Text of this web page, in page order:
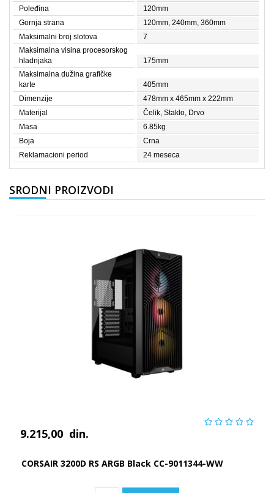
Poleđina
120mm
Gornja strana
120mm, 240mm, 360mm
Maksimalni broj slotova
7
Maksimalna visina procesorskog
hladnjaka
175mm
Maksimalna dužina grafičke
karte
405mm
Dimenzije
478mm x 465mm x 222mm
Materijal
Čelik, Staklo, Drvo
Masa
6.85kg
Boja
Crna
Reklamacioni period
24 meseca
SRODNI PROIZVODI
9.215,00 din.
CORSAIR 3200D RS ARGB Black CC-9011344-WW